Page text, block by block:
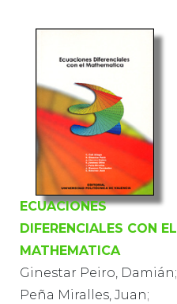
ECUACIONES
DIFERENCIALES CON EL
MATHEMATICA
Ginestar Peiro, Damián;
Peña Miralles, Juan;